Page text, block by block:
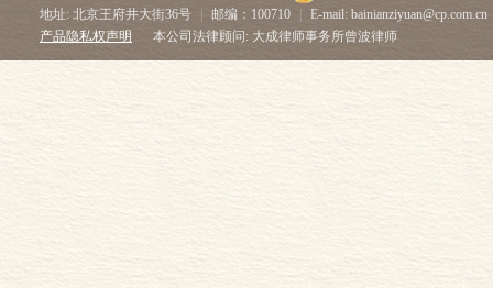
地址: 北京王府井大街36号
邮编：100710
E-mail: bainianziyuan@cp.com.cn
产品隐私权声明
本公司法律顾问: 大成律师事务所曾波律师